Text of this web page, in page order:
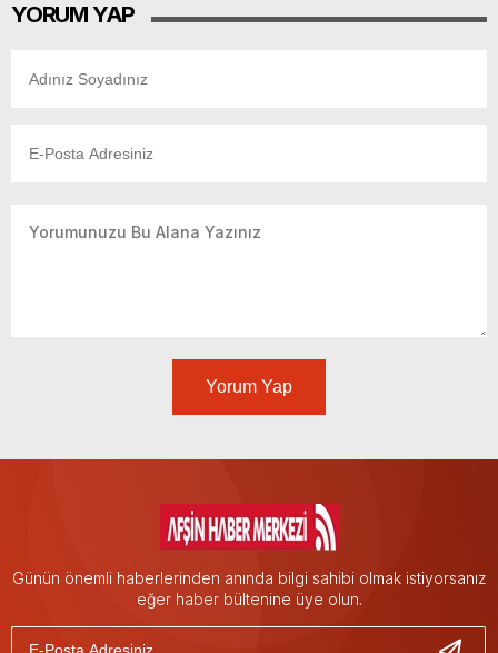
YORUM YAP
Yorum Yap
Günün önemli haberlerinden anında bilgi sahibi olmak istiyorsanız
eğer haber bültenine üye olun.